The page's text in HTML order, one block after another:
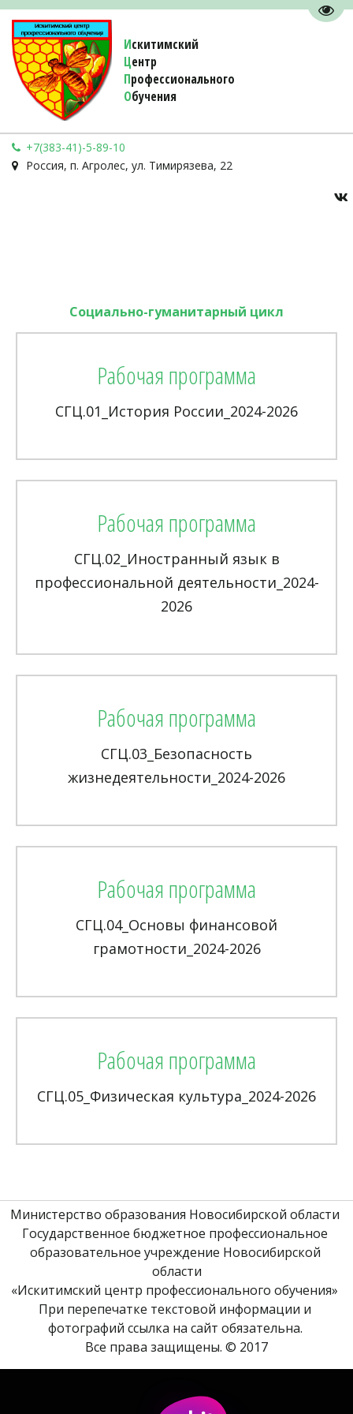
Искитимский
Центр
Профессионального
Обучения
+7(383-41)-5-89-10
Россия, п. Агролес, ул. Тимирязева, 22
Социально-гуманитарный цикл
Рабочая программа
СГЦ.01_История России_2024-2026
Рабочая программа
СГЦ.02_Иностранный язык в
профессиональной деятельности_2024-
2026
Рабочая программа
СГЦ.03_Безопасность
жизнедеятельности_2024-2026
Рабочая программа
СГЦ.04_Основы финансовой
грамотности_2024-2026
Рабочая программа
СГЦ.05_Физическая культура_2024-2026
Министерство образования Новосибирской области
Государственное бюджетное профессиональное
образовательное учреждение Новосибирской
области
«Искитимский центр профессионального обучения»
При перепечатке текстовой информации и
фотографий ссылка на сайт обязательна.
Все права защищены. © 2017